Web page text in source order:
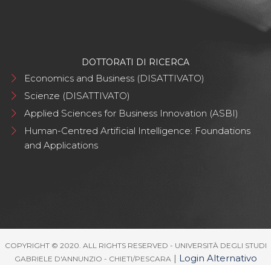
DOTTORATI DI RICERCA
Economics and Business (DISATTIVATO)
Scienze (DISATTIVATO)
Applied Sciences for Business Innovation (ASBI)
Human-Centred Artificial Intelligence: Foundations
and Applications
COPYRIGHT © 2020. ALL RIGHTS RESERVED - UNIVERSITÀ DEGLI STUDI
GABRIELE D'ANNUNZIO - CHIETI/PESCARA| Login Alternativo